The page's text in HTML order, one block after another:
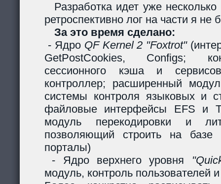
Разработка идет уже
ретроспективно лог на части я не
За это время сделано:
- Ядро QF Kernel 2 "Foxtrot"
GetPostCookies, Configs;
сессионного кэша и
контроллер; расширенный
системы контроля языковых и
файловые интерфейсы EFS и
модуль перекодировки и
позволяющий строить на базе
порталы)
- Ядро верхнего уровня
модуль, контроль пользователей и